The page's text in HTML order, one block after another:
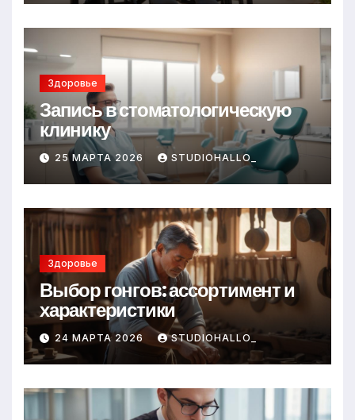
Здоровье
Запись в стоматологическую
клинику
25 МАРТА 2026 STUDIOHALLO_
Здоровье
Выбор гонгов: ассортимент и
характеристики
24 МАРТА 2026 STUDIOHALLO_